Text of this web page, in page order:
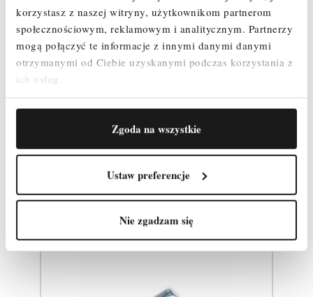
korzystasz z naszej witryny, użytkownikom partnerom
społecznościowym, reklamowym i analitycznym. Partnerzy
mogą połączyć te informacje z innymi danymi danymi
otrzymanymi od Ciebie uzyskanymi podczas korzystania z
ich usług.
Zgoda na wszystkie
Ustaw preferencje
Nie zgadzam się
Stężenie ukośne – 5 szt.
Zestaw Burt – 1 szt.
Zawleczki – 16 szt.
Podpora teleskopowa 2m - 2 szt.
Produkty powiązane